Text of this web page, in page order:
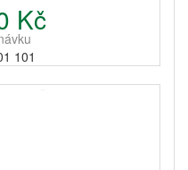
Kč
101